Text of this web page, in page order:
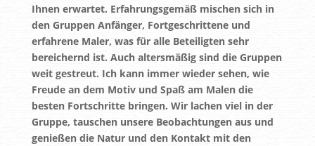
Ihnen erwartet. Erfahrungsgemäß mischen sich in
den Gruppen Anfänger, Fortgeschrittene und
erfahrene Maler, was für alle Beteiligten sehr
bereichernd ist. Auch altersmäßig sind die Gruppen
weit gestreut. Ich kann immer wieder sehen, wie
Freude an dem Motiv und Spaß am Malen die
besten Fortschritte bringen. Wir lachen viel in der
Gruppe, tauschen unsere Beobachtungen aus und
genießen die Natur und den Kontakt mit den